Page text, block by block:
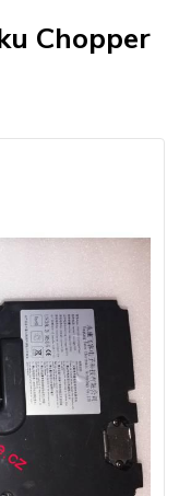
Chopper